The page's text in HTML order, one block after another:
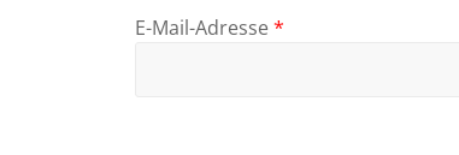
E-Mail-Adresse*